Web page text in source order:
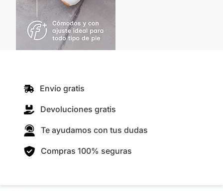
Envío gratis
Devoluciones gratis
Te ayudamos con tus dudas
Compras 100% seguras